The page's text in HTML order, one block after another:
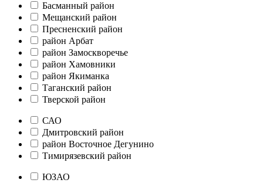
Басманный район
Мещанский район
Пресненский район
район Арбат
район Замоскворечье
район Хамовники
район Якиманка
Таганский район
Тверской район
САО
Дмитровский район
район Восточное Дегунино
Тимирязевский район
ЮЗАО